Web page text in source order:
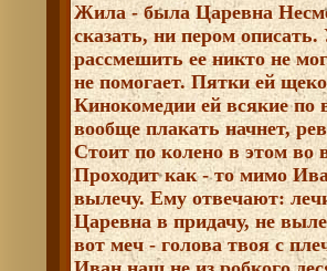
Жила - была Царевна
сказать, ни пером
рассмешить ее никто не
не помогает. Пятки ей
Кинокомедии ей всякие
вообще плакать начнет,
Стоит по колено в этом во
Проходит как - то мимо
вылечу. Ему отвечают:
Царевна в придачу, не
вот меч - голова твоя с